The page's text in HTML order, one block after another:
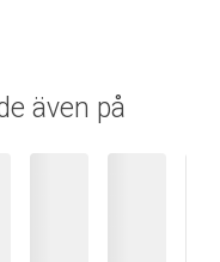
även på